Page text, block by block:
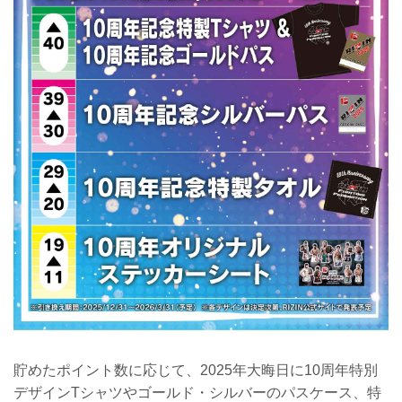
貯めたポイント数に応じて、2025年⼤晦⽇に10周年特別
デザインTシャツやゴールド・シルバーのパスケース、特